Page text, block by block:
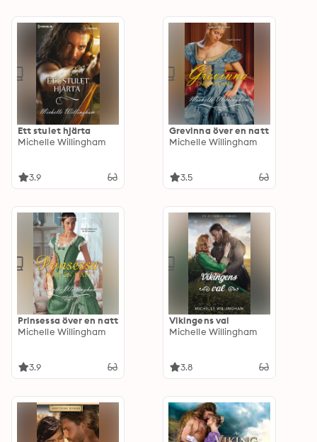
Ett stulet hjärta
Michelle Willingham
3.9
Grevinna över en natt
Michelle Willingham
3.5
Prinsessa över en natt
Michelle Willingham
3.9
Vikingens val
Michelle Willingham
3.8